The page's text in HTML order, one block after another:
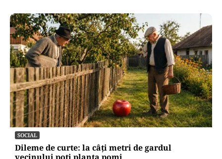
SOCIAL
Dileme de curte: la câți metri de gardul